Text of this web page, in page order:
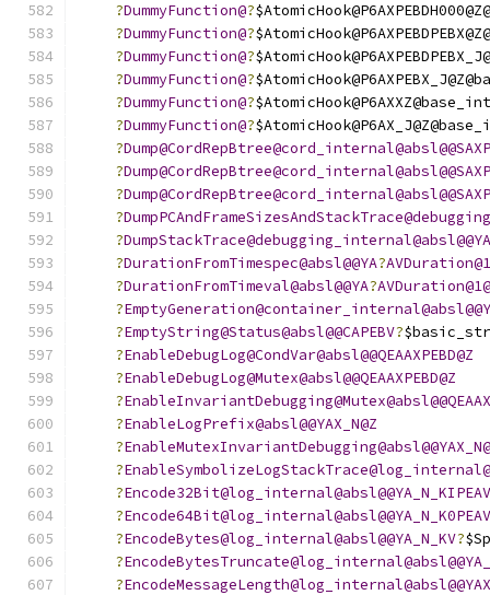
?DummyFunction@?
?DummyFunction@?
?DummyFunction@?
?DummyFunction@?
?DummyFunction@?
?DummyFunction@?
?
?
?
?
?
?DurationFromTimespec@absl@@YA?
?DurationFromTimeval@absl@@YA?
?
?EmptyString@Status@absl@@CAPEBV?
?EnableDebugLog@CondVar@absl@@QEAAXPEBD@Z
?EnableDebugLog@Mutex@absl@@QEAAXPEBD@Z
?
?EnableLogPrefix@absl@@YAX_N@Z
?
?
?Encode32Bit@log_internal@absl@@YA_N_KIPEAV
?Encode64Bit@log_internal@absl@@YA_N_K0PEAV
?EncodeBytes@log_internal@absl@@YA_N_KV?
?
?